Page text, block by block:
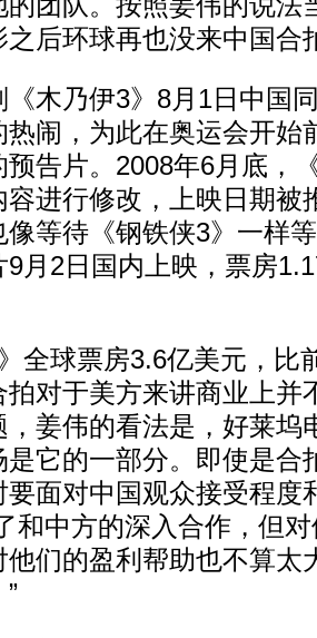
之后环球再也没来中国合
乃伊3》8月1日中国
闹，为此在奥运会开始
告片。2008年6月底，
容进行修改，上映日期被
像等待《钢铁侠3》一样
月2日国内上映，票房
球票房3.6亿美元，比
对于美方来讲商业上并
，姜伟的看法是，好莱坞
它的一部分。即使是合
要面对中国观众接受程度
和中方的深入合作，但
们的盈利帮助也不算太